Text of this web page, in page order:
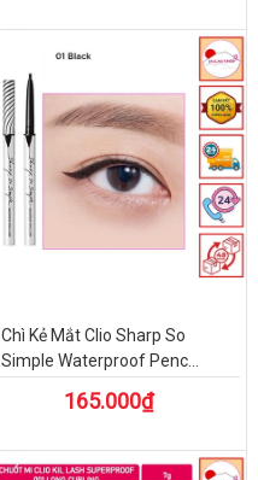
Chì Kẻ Mắt Clio Sharp So
Simple Waterproof Penc...
165.000₫